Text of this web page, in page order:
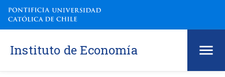
Instituto de Economía